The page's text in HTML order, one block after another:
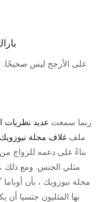
على الأرجح ليس صحيحًا. |
ربما سمعت عديد نظريات
ملف غلاف مجلة نيوزويك
بناءً على دعمه للزواج
مثلي الجنس. ومع ذلك
مجلة نيوزويك ، بأن
بها المثليون جنسيا